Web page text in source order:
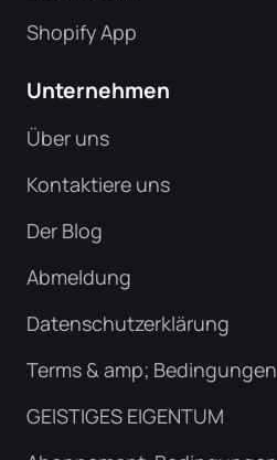
Shopify App
Unternehmen
Über uns
Kontaktiere uns
Der Blog
Abmeldung
Datenschutzerklärung
Terms & amp; Bedingungen
GEISTIGES EIGENTUM